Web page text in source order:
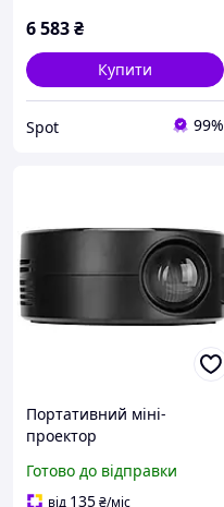
6 583₴
Купити
Spot 99%
Портативний міні-
проектор
Готово до відправки
від 135₴/міс